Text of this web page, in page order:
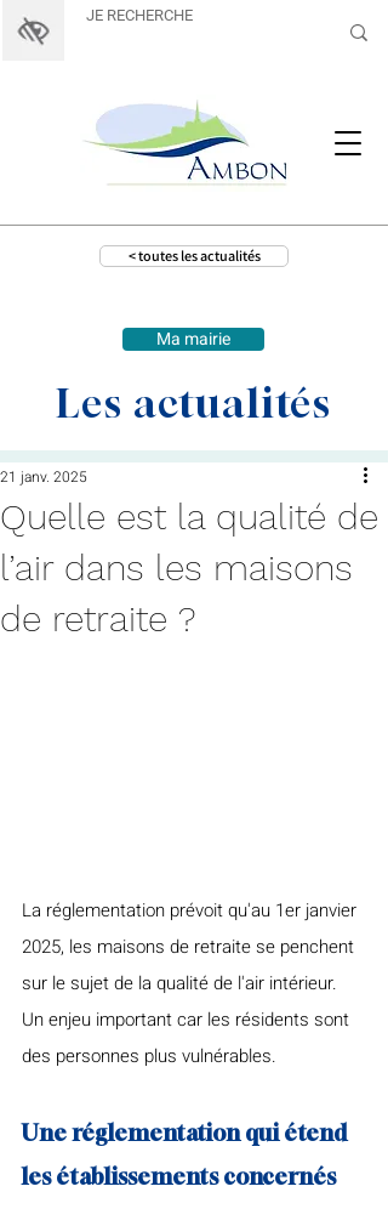
< toutes les actualités
Ma mairie
Les actualités
Quelle est la qualité de
l’air dans les maisons
de retraite ?
21 janv. 2025
La réglementation prévoit qu'au 1er janvier
2025, les maisons de retraite se penchent
sur le sujet de la qualité de l'air intérieur.
Un enjeu important car les résidents sont
des personnes plus vulnérables.
Une réglementation qui étend
les établissements concernés